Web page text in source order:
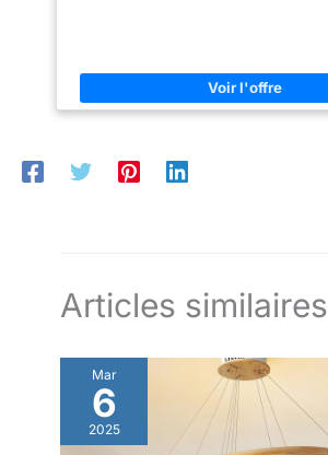
Articles similaires
Mar
6
2025